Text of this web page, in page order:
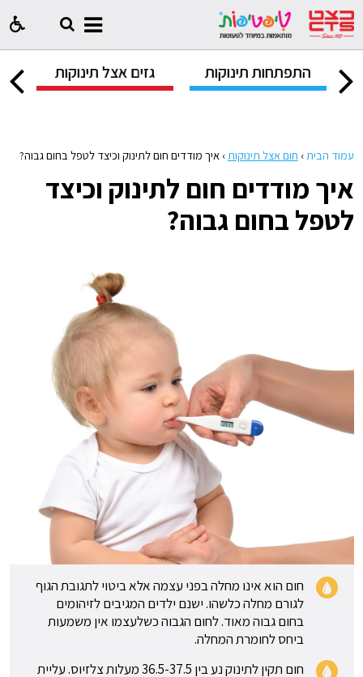
התפתחות תינוקות גזים אצל תינוקות
עמוד הבית› חום אצל תינוקות›איך מודדים חום לתינוק וכיצד לטפל בחום גבוה?
איך מודדים חום לתינוק וכיצד
לטפל בחום גבוה?
חום הוא אינו מחלה בפני עצמה אלא ביטוי לתגובת הגוף
לגורם מחלה כלשהו. ישנם ילדים המגיבים לזיהומים
בחום גבוה מאוד. לחום הגבוה כשלעצמו אין משמעות
ביחס לחומרת המחלה.
חום תקין לתינוק נע בין 36.5-37.5 מעלות צלזיוס. עליית